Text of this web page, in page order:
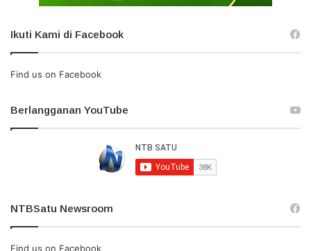
Ikuti Kami di Facebook
Find us on Facebook
Berlangganan YouTube
NTBSatu Newsroom
Find us on Facebook